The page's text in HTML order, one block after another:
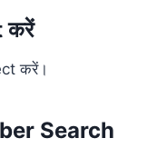
करें
करें।
Search